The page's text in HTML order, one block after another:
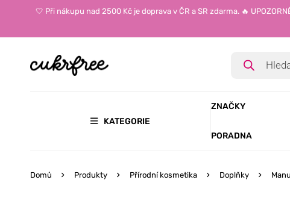
🤍 Při nákupu nad 2500 Kč je doprava v ČR a SR zdarma. 🔥
KATEGORIE
ZNAČKY
PORADNA
Domů Produkty Přírodní kosmetika Doplňky